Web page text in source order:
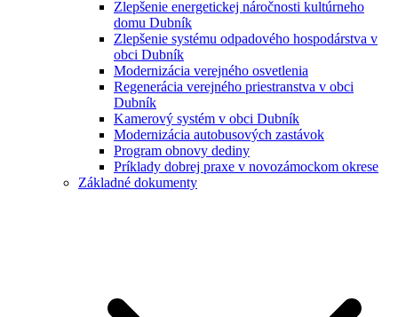
Zlepšenie energetickej náročnosti kultúrneho
domu Dubník
Zlepšenie systému odpadového hospodárstva v
obci Dubník
Modernizácia verejného osvetlenia
Regenerácia verejného priestranstva v obci
Dubník
Kamerový systém v obci Dubník
Modernizácia autobusových zastávok
Program obnovy dediny
Príklady dobrej praxe v novozámockom okrese
Základné dokumenty